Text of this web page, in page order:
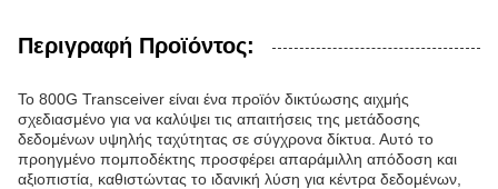
Περιγραφή Προϊόντος:
Το 800G Transceiver είναι ένα προϊόν δικτύωσης αιχμής
σχεδιασμένο για να καλύψει τις απαιτήσεις της μετάδοσης
δεδομένων υψηλής ταχύτητας σε σύγχρονα δίκτυα. Αυτό το
προηγμένο πομποδέκτης προσφέρει απαράμιλλη απόδοση και
αξιοπιστία, καθιστώντας το ιδανική λύση για κέντρα δεδομένων,